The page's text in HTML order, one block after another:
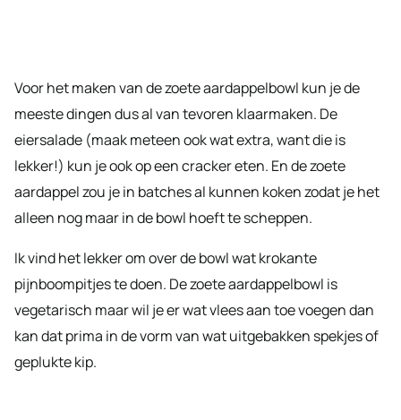
Voor het maken van de zoete aardappelbowl kun je de
meeste dingen dus al van tevoren klaarmaken. De
eiersalade (maak meteen ook wat extra, want die is
lekker!) kun je ook op een cracker eten. En de zoete
aardappel zou je in batches al kunnen koken zodat je het
alleen nog maar in de bowl hoeft te scheppen.
Ik vind het lekker om over de bowl wat krokante
pijnboompitjes te doen. De zoete aardappelbowl is
vegetarisch maar wil je er wat vlees aan toe voegen dan
kan dat prima in de vorm van wat uitgebakken spekjes of
geplukte kip.